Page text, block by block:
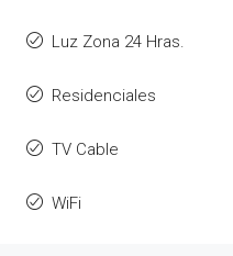
Luz Zona 24 Hras.
Residenciales
TV Cable
WiFi